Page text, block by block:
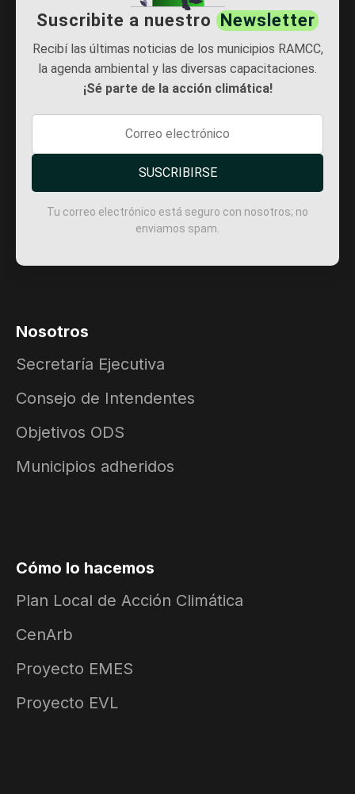
Suscribite a nuestro Newsletter
Recibí las últimas noticias de los municipios RAMCC,
la agenda ambiental y las diversas capacitaciones.
¡Sé parte de la acción climática!
SUSCRIBIRSE
Tu correo electrónico está seguro con nosotros; no
enviamos spam.
Nosotros
Secretaría Ejecutiva
Consejo de Intendentes
Objetivos ODS
Municipios adheridos
Cómo lo hacemos
Plan Local de Acción Climática
CenArb
Proyecto EMES
Proyecto EVL